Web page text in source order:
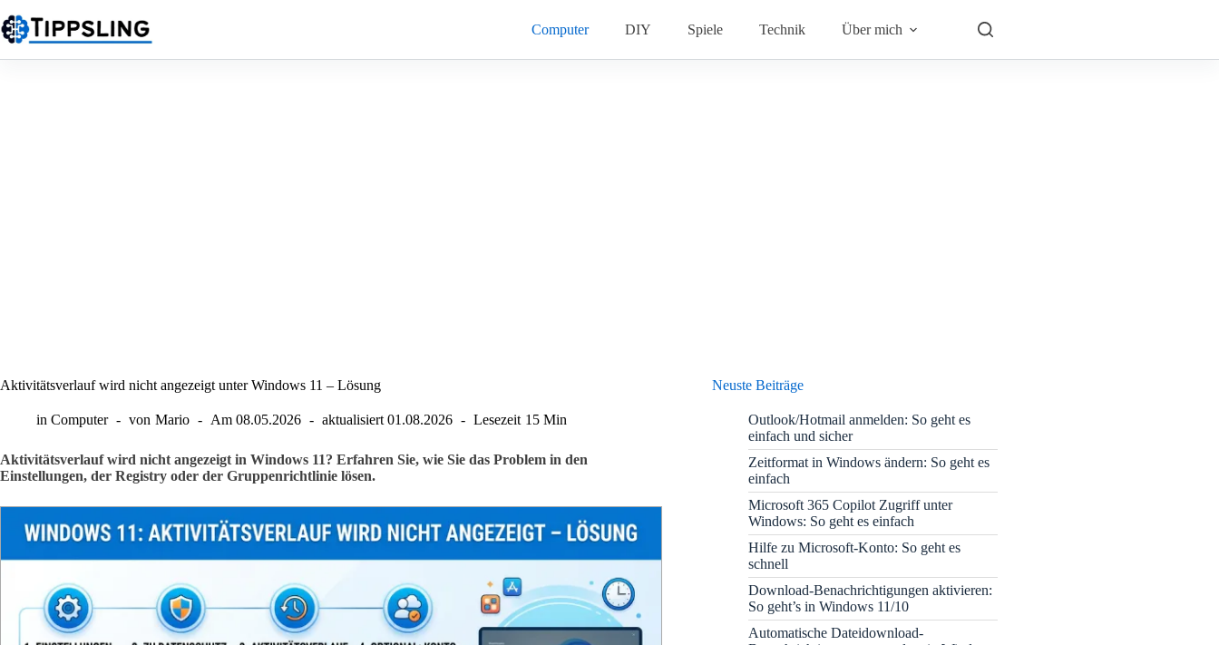
Inhalt
springen
Computer DIY Spiele Technik Über mich
Aktivitätsverlauf wird nicht angezeigt unter Windows 11 – Lösung
in Computer von Mario Am 08.05.2026 aktualisiert 01.08.2026 Lesezeit 15 Min
Aktivitätsverlauf wird nicht angezeigt in Windows 11? Erfahren Sie, wie Sie das Problem in den
Einstellungen, der Registry oder der Gruppenrichtlinie lösen.
Neuste Beiträge
Outlook/Hotmail anmelden: So geht es
einfach und sicher
Zeitformat in Windows ändern: So geht es
einfach
Microsoft 365 Copilot Zugriff unter
Windows: So geht es einfach
Hilfe zu Microsoft-Konto: So geht es
schnell
Download-Benachrichtigungen aktivieren:
So geht’s in Windows 11/10
Automatische Dateidownload-